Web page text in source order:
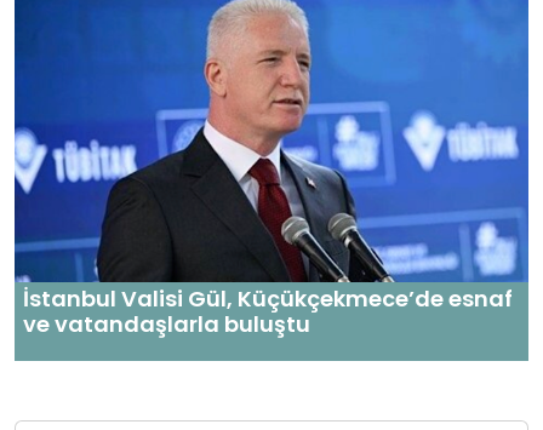
İstanbul Valisi Gül, Küçükçekmece’de esnaf
ve vatandaşlarla buluştu